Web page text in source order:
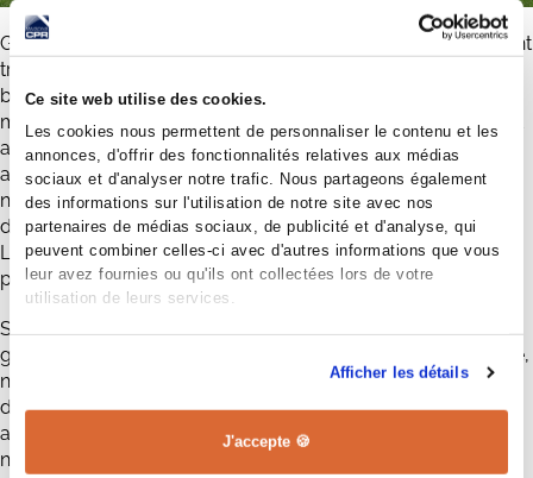
Ce site web utilise des cookies.
Les cookies nous permettent de personnaliser le contenu et les
annonces, d'offrir des fonctionnalités relatives aux médias
sociaux et d'analyser notre trafic. Nous partageons également
des informations sur l'utilisation de notre site avec nos
partenaires de médias sociaux, de publicité et d'analyse, qui
peuvent combiner celles-ci avec d'autres informations que vous
leur avez fournies ou qu'ils ont collectées lors de votre
utilisation de leurs services.
Afficher les détails
J'accepte 🍪
Grâce à notre moteur de recherche, vous pouvez facilement
trier parmi nos 30 modèles. Si vous recherchez une maison
basse consommation, une maison en L avec étage, une
maison traditionnelle avec une grande cuisine, un bureau et
au moins trois chambres, ou encore une maison moderne
avec une forme compacte et un toit plat, nous avons de
nombreuses options à vous proposer. L'un des avantages
de travailler avec le constructeur Maisons CPR en Indre et
Loire, c'est la grande variété de maisons que nous offrons
pour répondre à toutes les envies et les besoins.
Si vous avez des interrogations concernant les différentes
garanties proposées par Maisons CPR à Vernou-sur-Brenne,
notre équipe est à votre disposition pour répondre à vos
demandes via notre rubrique Contact, ou pour une
assistance téléphonique, n'hésitez pas à contacter l'un de
nos conseillers à l'agence de Tours au 02 47 56 67 78. Nous